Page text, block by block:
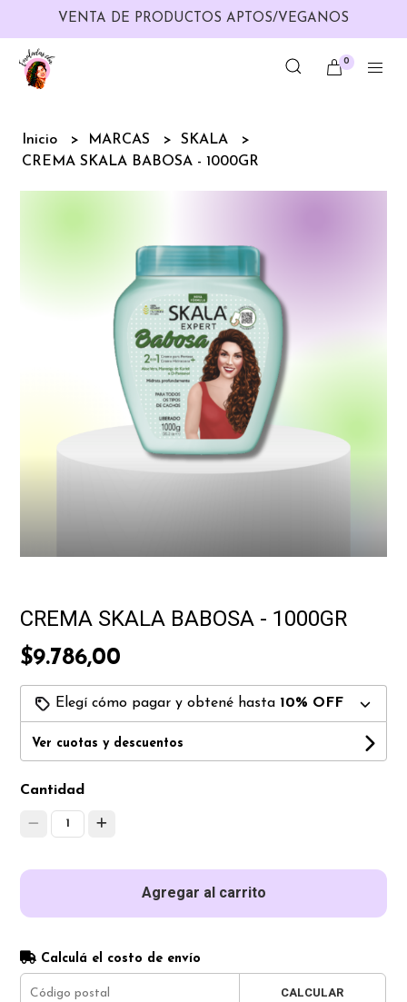
VENTA DE PRODUCTOS APTOS/VEGANOS
0
Inicio MARCAS
SKALA
CREMA SKALA BABOSA - 1000GR
CREMA SKALA BABOSA - 1000GR
$9.786,00
Elegí cómo pagar y obtené hasta 10% OFF
Ver cuotas y descuentos
Cantidad
1
Agregar al carrito
Calculá el costo de envío
CALCULAR